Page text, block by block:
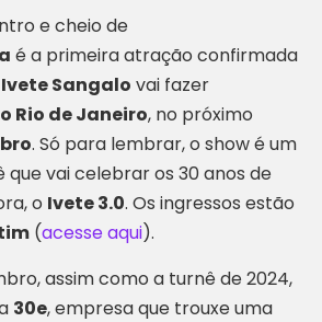
e cheio de
é a primeira atração confirmada
Ivete Sangalo vai fazer
Rio de Janeiro, no próximo
. Só para lembrar, o show é um
vai celebrar os 30 anos de
o Ivete 3.0. Os ingressos estão
(acesse aqui).
assim como a turnê de 2024,
30e, empresa que trouxe uma